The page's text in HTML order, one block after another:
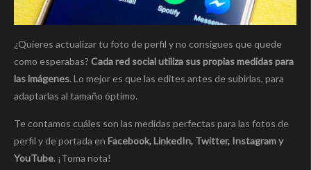
¿Quieres actualizar tu foto de perfil y no consigues que quede
como esperabas? Cada red social utiliza sus propias medidas para
las imágenes. Lo mejor es que las edites antes de subirlas, para
adaptarlas al tamaño óptimo.
Te contamos cuáles son las medidas perfectas para las fotos de
perfil y de portada en Facebook, LinkedIn, Twitter, Instagram y
YouTube. ¡Toma nota!